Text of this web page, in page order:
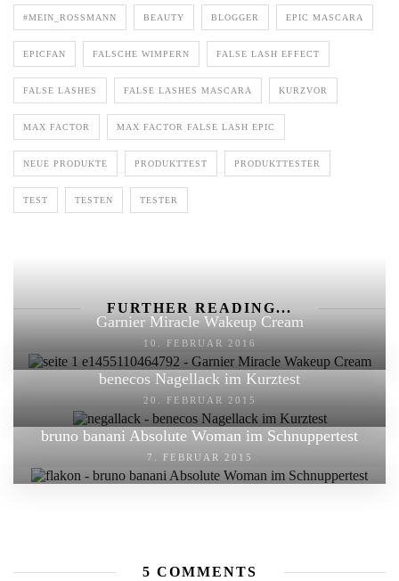
#MEIN_ROSSMANN BEAUTY BLOGGER EPIC MASCARA
EPICFAN FALSCHE WIMPERN FALSE LASH EFFECT
FALSE LASHES FALSE LASHES MASCARA KURZVOR
MAX FACTOR MAX FACTOR FALSE LASH EPIC
NEUE PRODUKTE PRODUKTTEST PRODUKTTESTER
TEST TESTEN TESTER
FURTHER READING...
Garnier Miracle Wakeup Cream
10. FEBRUAR 2016
benecos Nagellack im Kurztest
20. FEBRUAR 2015
bruno banani Absolute Woman im Schnuppertest
7. FEBRUAR 2015
5 COMMENTS